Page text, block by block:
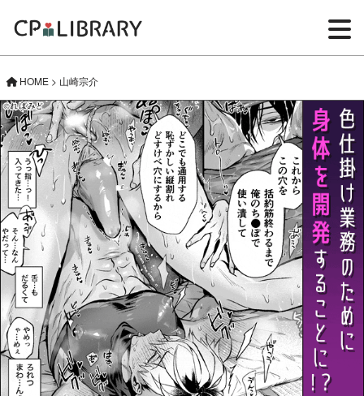
HOME > 山崎宗介